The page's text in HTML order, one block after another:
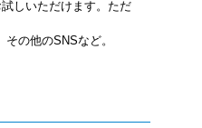
しいただけます。ただ
の他のSNSなど。